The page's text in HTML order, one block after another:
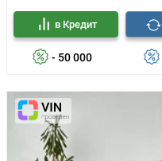
- 50 000
в Кредит